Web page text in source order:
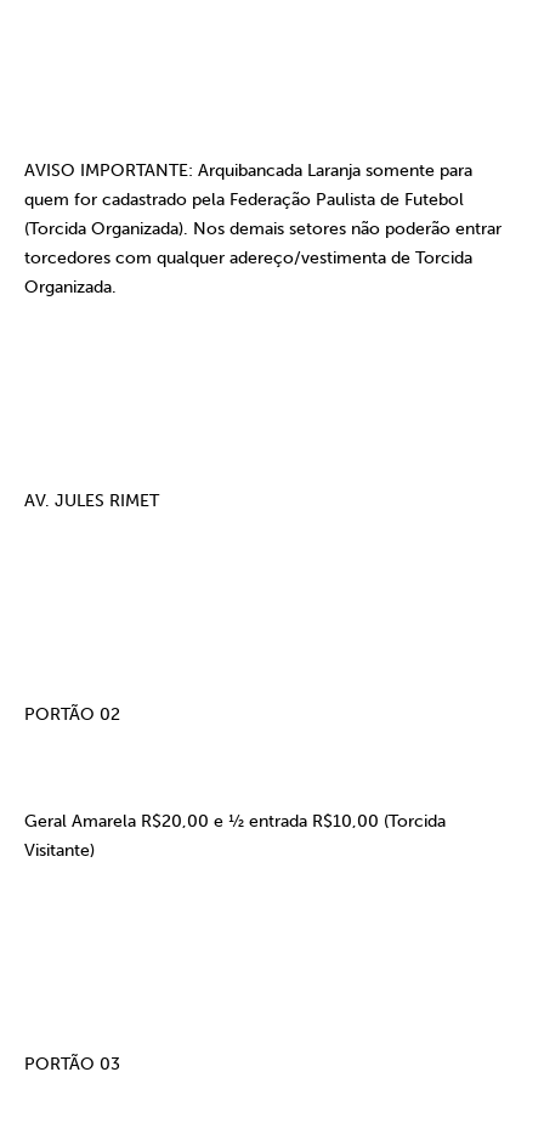
AVISO IMPORTANTE: Arquibancada Laranja somente para
quem for cadastrado pela Federação Paulista de Futebol
(Torcida Organizada). Nos demais setores não poderão entrar
torcedores com qualquer adereço/vestimenta de Torcida
Organizada.
AV. JULES RIMET
PORTÃO 02
Geral Amarela R$20,00 e ½ entrada R$10,00 (Torcida
Visitante)
PORTÃO 03